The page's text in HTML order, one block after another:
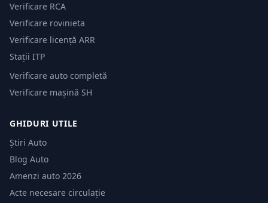
Verificare RCA
Verificare rovinieta
Verificare licență ARR
Stații ITP
Verificare auto completă
Verificare mașină SH
GHIDURI UTILE
Știri Auto
Blog Auto
Amenzi auto 2026
Acte necesare circulație